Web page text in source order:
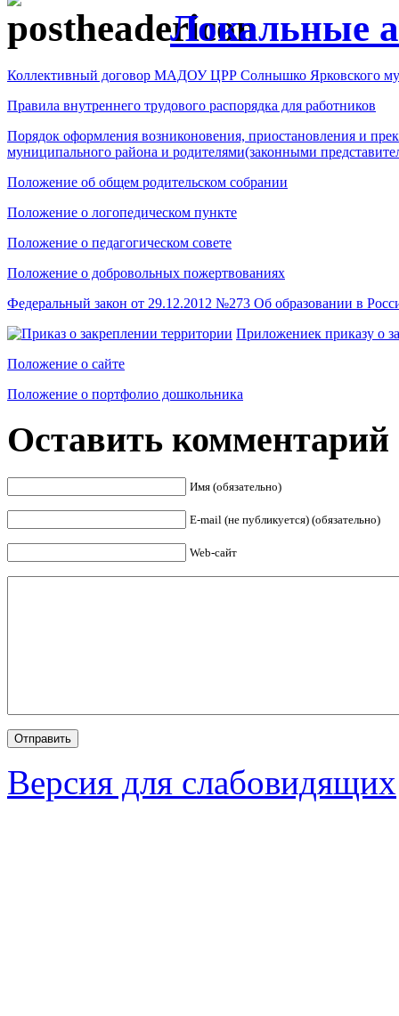
Локальные
Коллективный договор МАДОУ ЦРР Солнышко Ярковского
Правила внутреннего трудового распорядка для работников
Порядок оформления возниконовения, приостановления и
муниципального района и родителями(законными
Положение об общем родительском собрании
Положение о логопедическом пункте
Положение о педагогическом совете
Положение о добровольных пожертвованиях
Федеральный закон от 29.12.2012 №273 Об образовании в
Приложениек приказу о
Положение о сайте
Положение о портфолио дошкольника
Оставить комментарий
Имя (обязательно)
E-mail (не публикуется) (обязательно)
Web-сайт
Версия для слабовидящих